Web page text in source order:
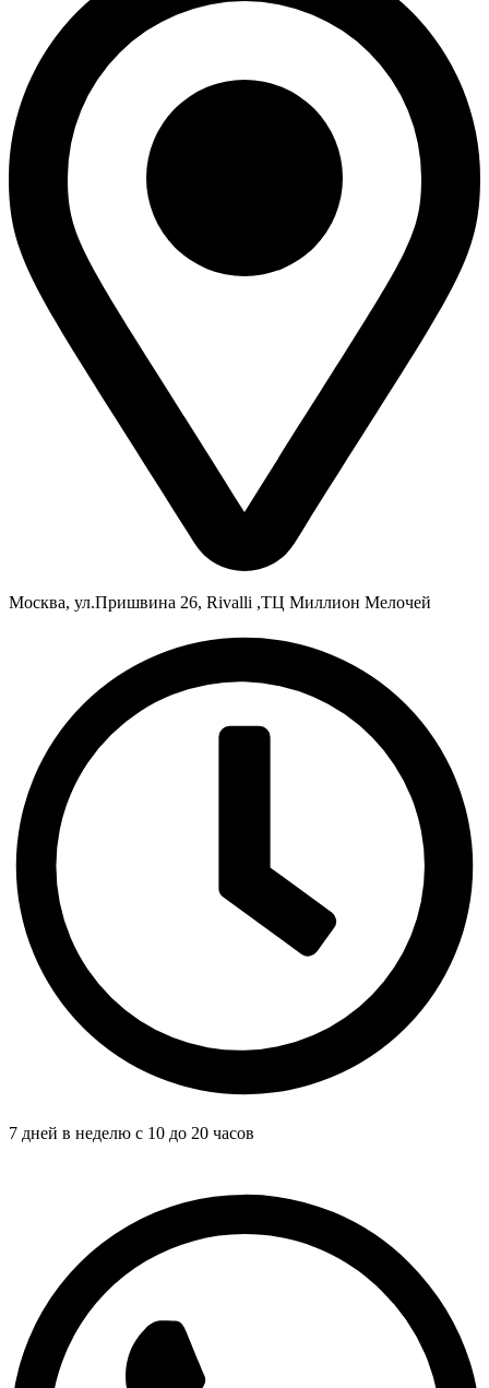
Москва, ул.Пришвина 26, Rivalli ,ТЦ Миллион Мелочей
7 дней в неделю с 10 до 20 часов